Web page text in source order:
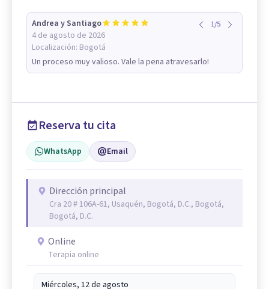
Andrea y Santiago
4 de agosto de 2026
Localización: Bogotá
1/5
Un proceso muy valioso. Vale la pena atravesarlo!
Reserva tu cita
WhatsApp Email
Dirección principal
Cra 20 # 106A-61, Usaquén, Bogotá, D.C., Bogotá,
Bogotá, D.C.
Online
Terapia online
Miércoles, 12 de agosto